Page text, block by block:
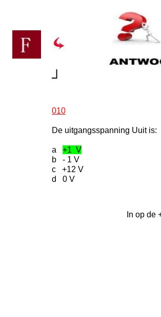
010
De uitgangsspanning Uuit is:
a +1 V
b - 1 V
c +12 V
d 0 V
In op de
┘